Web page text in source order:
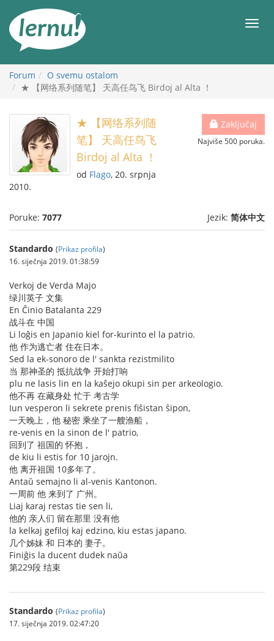
Meni
Forum
O svemu ostalom
★ 【网络系列随笔】 天高任鸟飞 Birdoj al Alta ！
Zaključaj
Najviše 500 poruka.
★ 【网络系列随
笔】 天高任鸟飞
Birdoj al Alta ！
od Flago, 20. srpnja
2010.
Poruke: 7077 Jezik: 简体中文
Standardo (Prikaz profila)
16. siječnja 2019. 01:38:59
Verkoj de Verda Majo
绿川英子 文集
En Ĉinio Batalanta 229
战斗在 中国
Li loĝis en Japanio kiel for-kurinto el la patrio.
他 作为逃亡者 住在日本。
Sed la ek-sonoro de l' sankta rezistmilito
当 那神圣的 抵抗战争 开始打响
plu ne lasis lin en la kaŝejo okupi sin per arkeologio.
他不再 在藏身处 忙于 考古学
Iun vesperon li sekrete prenis fiŝistan ŝipon,
一天晚上，他 秘密 乘坐了一艘渔船，
re-venis en la sinon de l' patrio,
回到了 祖国的 怀抱，
de kiu li estis for 10 jarojn.
他 离开祖国 10多年了。
Antaŭ semajno li al-venis Kantonon.
一周前 他 来到了 广州。
Liaj karaj restas tie sen li,
他的 亲人们 留在那里 没有他
la kelkaj gefiloj kaj edzino, kiu estas japano.
几个姊妹 和 日本的 妻子。
Finiĝis la ducent dudek naŭa
第229段 结束
Standardo (Prikaz profila)
17. siječnja 2019. 02:47:20